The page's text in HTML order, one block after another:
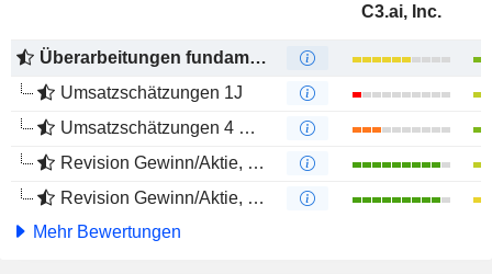
C3.ai, Inc.
Überarbeitungen fundamentaler Schätzungen
Umsatzschätzungen 1J
Umsatzschätzungen 4 Monate
Revision Gewinn/Aktie, 1 Jahr
Revision Gewinn/Aktie, 4 Monate
Mehr Bewertungen